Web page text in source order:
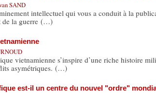
SAND
intellectuel qui vous a conduit à la
de la guerre (…)
vietnamienne s’inspire d’une riche histoire
asymétriques. (…)
est-il un centre du nouvel "ordre"